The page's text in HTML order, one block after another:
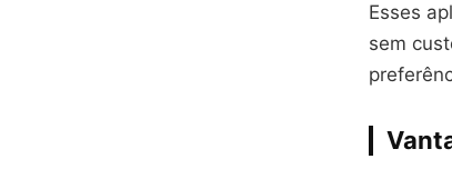
Esses
sem